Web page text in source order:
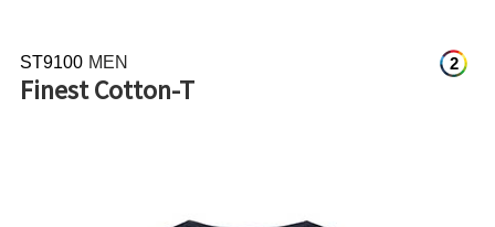
2
ST9100 MEN
Finest Cotton-T